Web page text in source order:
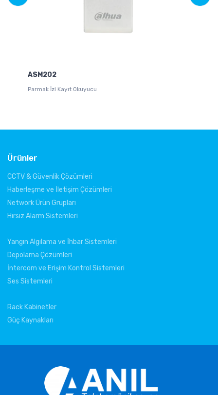
ASM202
Parmak İzi Kayıt Okuyucu
Ürünler
CCTV & Güvenlik Çözümleri
Haberleşme ve İletişim Çözümleri
Network Ürün Grupları
Hırsız Alarm Sistemleri
Yangın Algılama ve İhbar Sistemleri
Depolama Çözümleri
İntercom ve Erişim Kontrol Sistemleri
Ses Sistemleri
Rack Kabinetler
Güç Kaynakları